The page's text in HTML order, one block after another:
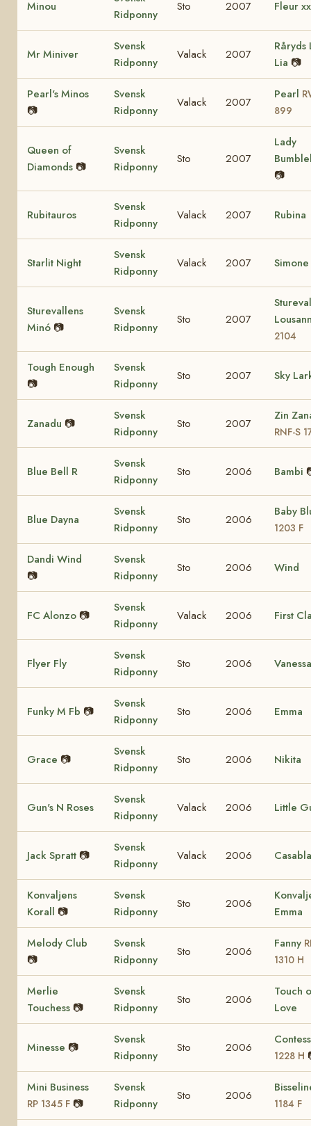
Minou
Ridponny
Sto 2007 Fleur xx
Mr Miniver
Svensk
Ridponny
Valack 2007
Råryds
Lia 📷
Pearl's Minos
📷
Svensk
Ridponny
Valack 2007
Pearl
899
Queen of
Diamonds 📷
Svensk
Ridponny
Sto 2007
Lady
📷
Rubitauros
Svensk
Ridponny
Valack 2007 Rubina
Starlit Night
Svensk
Ridponny
Valack 2007 Simone
Sturevallens
Minó 📷
Svensk
Ridponny
Sto 2007
2104
Tough Enough
📷
Svensk
Ridponny
Sto 2007 Sky
Zanadu 📷
Svensk
Ridponny
Sto 2007
Zin
RNF-S
Blue Bell R
Svensk
Ridponny
Sto 2006 Bambi
Blue Dayna
Svensk
Ridponny
Sto 2006
Baby
1203 F
Dandi Wind
📷
Svensk
Ridponny
Sto 2006 Wind
FC Alonzo 📷
Svensk
Ridponny
Valack 2006 First
Flyer Fly
Svensk
Ridponny
Sto 2006 Vanessa
Funky M Fb 📷
Svensk
Ridponny
Sto 2006 Emma
Grace 📷
Svensk
Ridponny
Sto 2006 Nikita
Gun's N Roses
Svensk
Ridponny
Valack 2006 Little
Jack Spratt 📷
Svensk
Ridponny
Valack 2006
Konvaljens
Korall 📷
Svensk
Ridponny
Sto 2006
Emma
Melody Club
📷
Svensk
Ridponny
Sto 2006
Fanny
1310 H
Merlie
Touchess 📷
Svensk
Ridponny
Sto 2006
Touch
Love
Minesse 📷
Svensk
Ridponny
Sto 2006
1228 H
Mini Business
RP 1345 F 📷
Svensk
Ridponny
Sto 2006
1184 F